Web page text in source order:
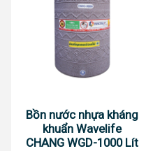
Bồn nước nhựa kháng
khuẩn Wavelife
CHANG WGD-1000 Lít